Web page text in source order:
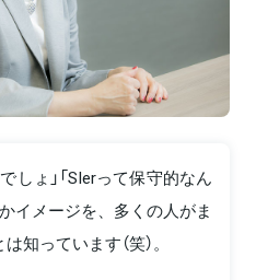
しょ」「SIerって保守的なん
イメージを、多くの人がま
っています（笑）。